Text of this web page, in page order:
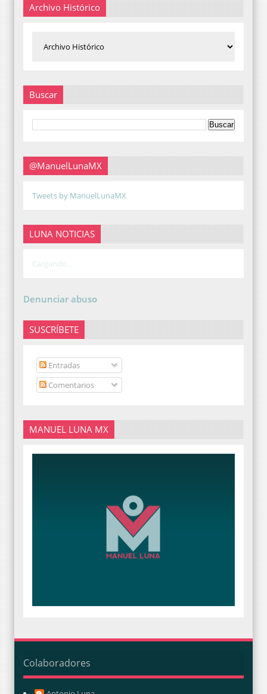
Archivo Histórico
Buscar
@ManuelLunaMX
Tweets by ManuelLunaMX
LUNA NOTICIAS
Cargando...
Denunciar abuso
SUSCRÍBETE
Entradas
Comentarios
MANUEL LUNA MX
Colaboradores